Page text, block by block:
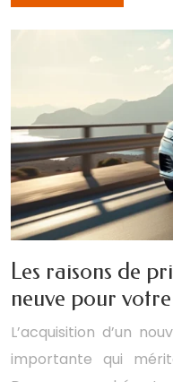
Les raisons de
neuve pour
L’acquisition d’un
importante qui